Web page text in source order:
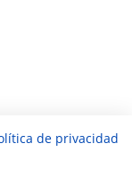
de privacidad